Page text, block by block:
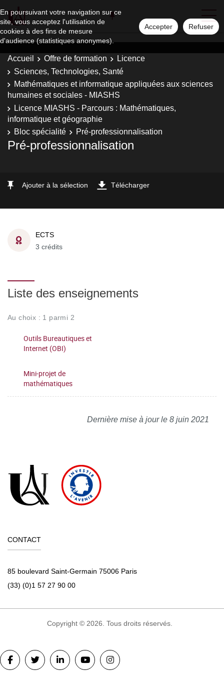
En poursuivant votre navigation sur ce
site, vous acceptez l'utilisation de
cookies à des fins de mesure
d'audience (statistiques anonymes).
Accepter Refuser
Accueil Offre de formation
Licence
Sciences, Technologies, Santé
Mathématiques et informatique appliquées aux sciences
humaines et sociales - MIASHS
Licence MIASHS - Parcours : Mathématiques,
informatique et géographie
Bloc spécialité
Pré-professionnalisation
Pré-professionnalisation
Ajouter à la sélection Télécharger
ECTS
3 crédits
Liste des enseignements
Au choix : 1 parmi 2
Outils Bureautiques et
Internet (OBI)
Mini-projet de
mathématiques
Dernière mise à jour le 8 juin 2021
CONTACT
85 boulevard Saint-Germain 75006 Paris
(33) (0)1 57 27 90 00
Copyright © 2026. Tous droits réservés.